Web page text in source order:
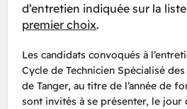
d’entretien indiquée sur la
premier choix.
Les candidats convoqués à
Cycle de Technicien Spécialisé
de Tanger, au titre de l’année de
sont invités à se présenter, le jour